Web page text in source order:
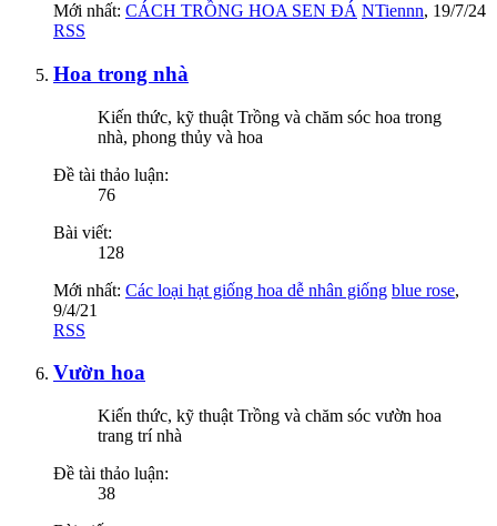
Mới nhất: CÁCH TRỒNG HOA SEN ĐÁ NTiennn, 19/7/24
RSS
Hoa trong nhà
Kiến thức, kỹ thuật Trồng và chăm sóc hoa trong
nhà, phong thủy và hoa
Đề tài thảo luận:
76
Bài viết:
128
Mới nhất: Các loại hạt giống hoa dễ nhân giống blue rose,
9/4/21
RSS
Vườn hoa
Kiến thức, kỹ thuật Trồng và chăm sóc vườn hoa
trang trí nhà
Đề tài thảo luận:
38